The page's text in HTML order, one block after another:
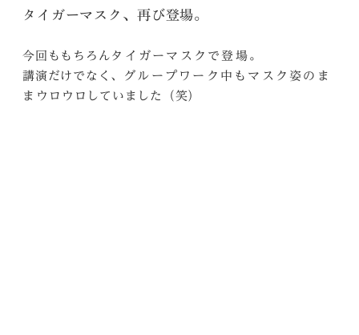
タイガーマスク、再び登場。
今回ももちろん タイガーマスクで登場 。
講演だけでなく、
グループワーク中もマスク姿のま
ま ウロウロしていました（笑）